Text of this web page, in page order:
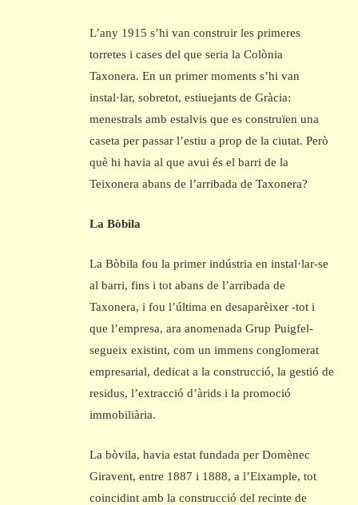
L’any 1915 s’hi van construir les primeres
torretes i cases del que seria la Colònia
Taxonera. En un primer moments s’hi van
instal·lar, sobretot, estiuejants de Gràcia:
menestrals amb estalvis que es construïen una
caseta per passar l’estiu a prop de la ciutat. Però
què hi havia al que avui és el barri de la
Teixonera abans de l’arribada de Taxonera?
La Bòbila
La Bòbila fou la primer indústria en instal·lar-se
al barri, fins i tot abans de l’arribada de
Taxonera, i fou l’última en desaparèixer -tot i
que l’empresa, ara anomenada Grup Puigfel-
segueix existint, com un immens conglomerat
empresarial, dedicat a la construcció, la gestió de
residus, l’extracció d’àrids i la promoció
immobiliària.
La bòvila, havia estat fundada per Domènec
Giravent, entre 1887 i 1888, a l’Eixample, tot
coincidint amb la construcció del recinte de